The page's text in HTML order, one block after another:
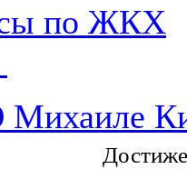
по ЖКХ
Михаиле